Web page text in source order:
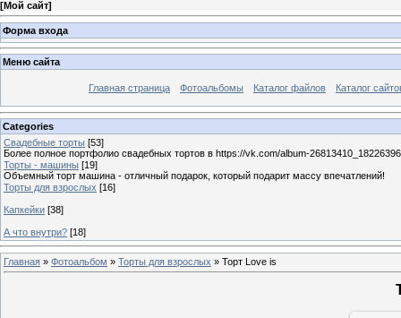
[Мой сайт]
Форма входа
Меню сайта
Главная страница Фотоальбомы Каталог файлов Каталог
Categories
Свадебные торты [53]
Более полное портфолио свадебных тортов в https://vk.com/album-
Торты - машины [19]
Объемный торт машина - отличный подарок, который подарит массу впечатлений!
Торты для взрослых [16]
Капкейки [38]
А что внутри? [18]
Главная » Фотоальбом » Торты для взрослых » Торт Love is